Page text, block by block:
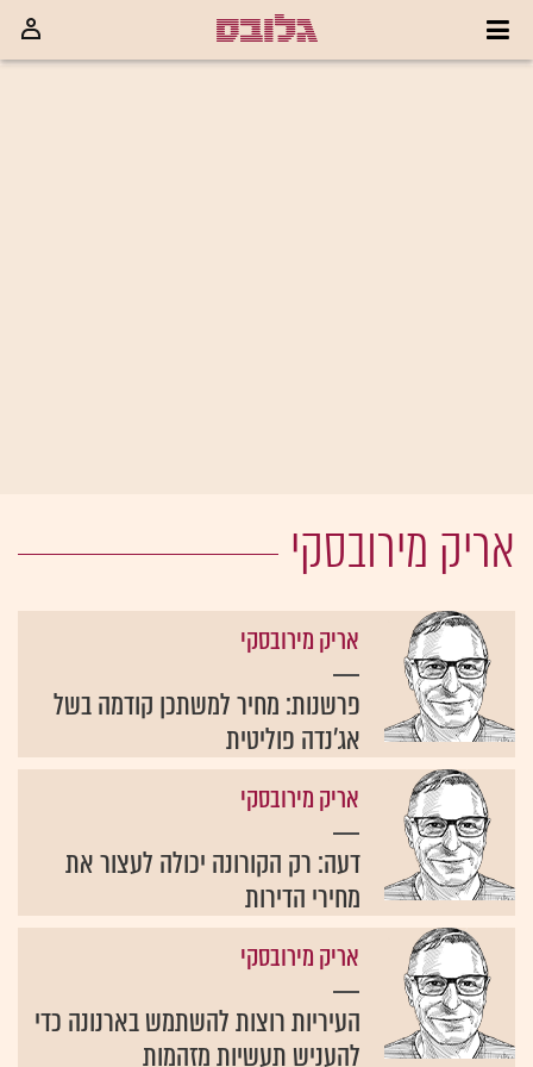
אריק מירובסקי
אריק מירובסקי
פרשנות: מחיר למשתכן קודמה בשל
אג'נדה פוליטית
אריק מירובסקי
דעה: רק הקורונה יכולה לעצור את
מחירי הדירות
אריק מירובסקי
העיריות רוצות להשתמש בארנונה כדי
להעניש תעשיות מזהמות